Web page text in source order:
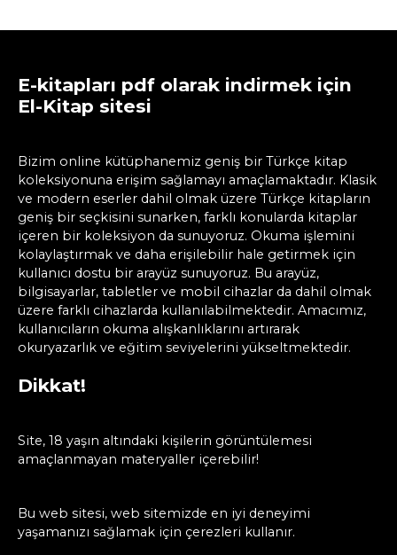
E-kitapları pdf olarak indirmek için
El-Kitap sitesi
Bizim online kütüphanemiz geniş bir Türkçe kitap
koleksiyonuna erişim sağlamayı amaçlamaktadır. Klasik
ve modern eserler dahil olmak üzere Türkçe kitapların
geniş bir seçkisini sunarken, farklı konularda kitaplar
içeren bir koleksiyon da sunuyoruz. Okuma işlemini
kolaylaştırmak ve daha erişilebilir hale getirmek için
kullanıcı dostu bir arayüz sunuyoruz. Bu arayüz,
bilgisayarlar, tabletler ve mobil cihazlar da dahil olmak
üzere farklı cihazlarda kullanılabilmektedir. Amacımız,
kullanıcıların okuma alışkanlıklarını artırarak
okuryazarlık ve eğitim seviyelerini yükseltmektedir.
Dikkat!
Site, 18 yaşın altındaki kişilerin görüntülemesi
amaçlanmayan materyaller içerebilir!
Bu web sitesi, web sitemizde en iyi deneyimi
yaşamanızı sağlamak için çerezleri kullanır.